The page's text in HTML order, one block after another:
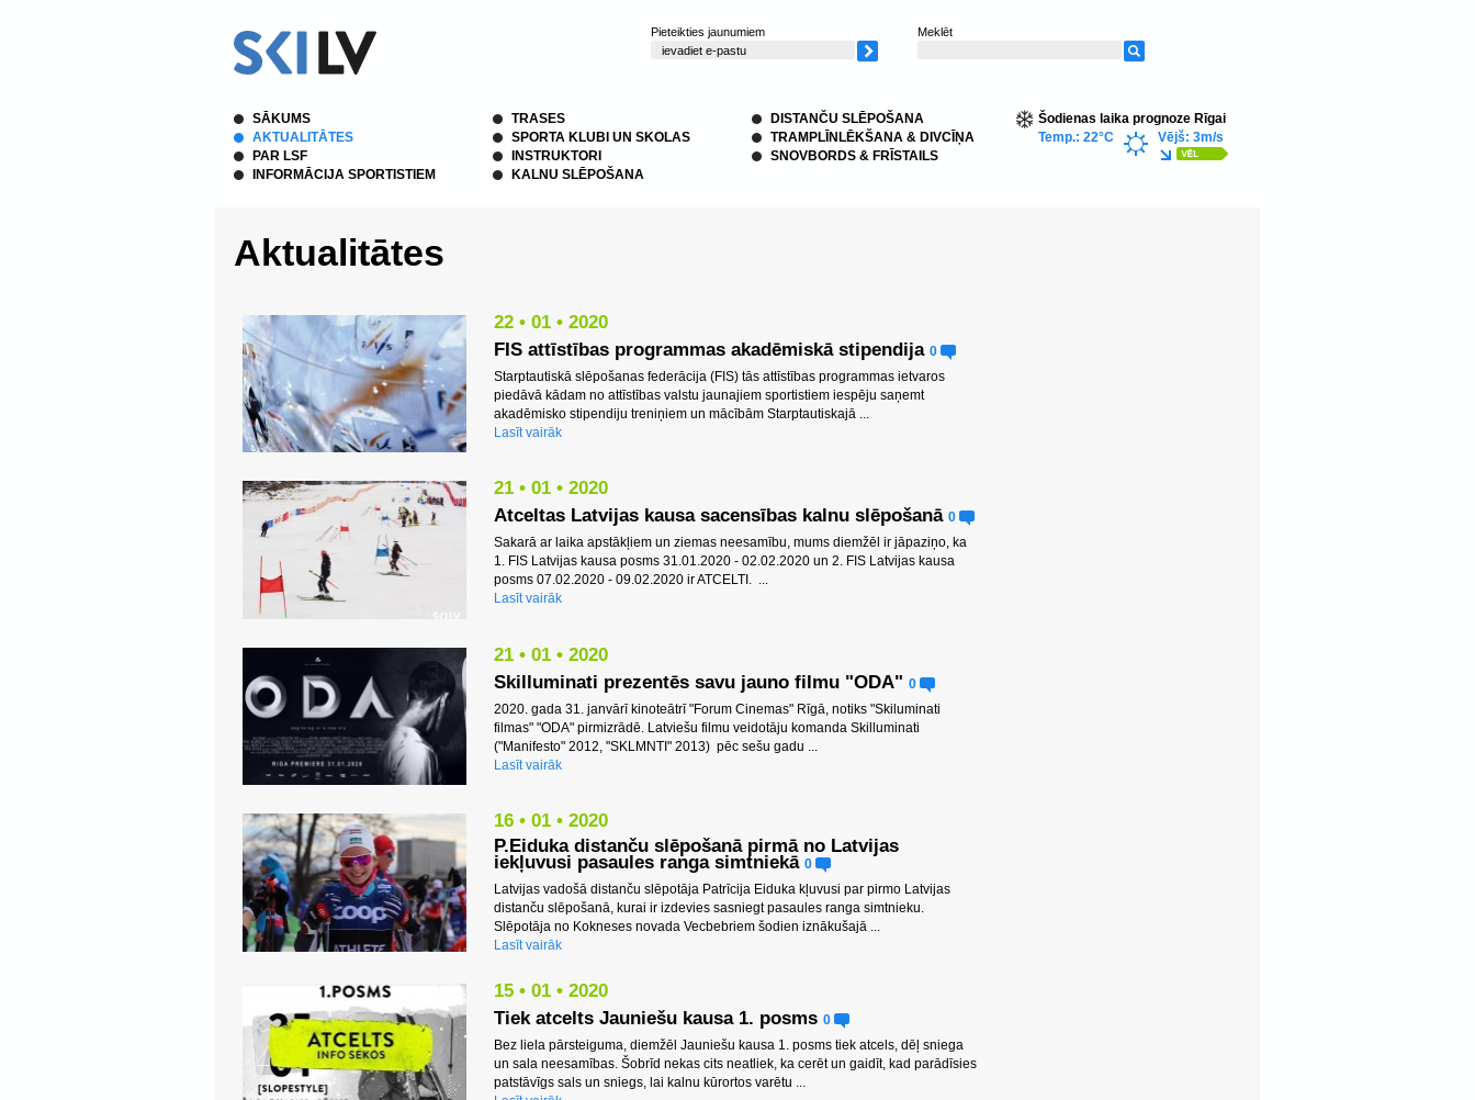
Pieteikties jaunumiem Meklēt
SĀKUMS
AKTUALITĀTES
PAR LSF
INFORMĀCIJA SPORTISTIEM
TRASES
SPORTA KLUBI UN SKOLAS
INSTRUKTORI
KALNU SLĒPOŠANA
DISTANČU SLĒPOŠANA
TRAMPLĪNLĒKŠANA & DIVCĪŅA
SNOVBORDS & FRĪSTAILS
Šodienas laika prognoze Rīgai
Temp.: 22°C
Vējš: 3m/s
Aktualitātes
22 • 01 • 2020
FIS attīstības programmas akadēmiskā stipendija 0
Starptautiskā slēpošanas federācija (FIS) tās attīstības programmas ietvaros
piedāvā kādam no attīstības valstu jaunajiem sportistiem iespēju saņemt
akadēmisko stipendiju treniņiem un mācībām Starptautiskajā ...
Lasīt vairāk
21 • 01 • 2020
Atceltas Latvijas kausa sacensības kalnu slēpošanā 0
Sakarā ar laika apstākļiem un ziemas neesamību, mums diemžēl ir jāpaziņo, ka
1. FIS Latvijas kausa posms 31.01.2020 - 02.02.2020 un 2. FIS Latvijas kausa
posms 07.02.2020 - 09.02.2020 ir ATCELTI. ...
Lasīt vairāk
21 • 01 • 2020
Skilluminati prezentēs savu jauno filmu "ODA" 0
2020. gada 31. janvārī kinoteātrī "Forum Cinemas" Rīgā, notiks "Skiluminati
filmas" "ODA" pirmizrādē. Latviešu filmu veidotāju komanda Skilluminati
("Manifesto" 2012, "SKLMNTI" 2013) pēc sešu gadu ...
Lasīt vairāk
16 • 01 • 2020
P.Eiduka distanču slēpošanā pirmā no Latvijas
iekļuvusi pasaules ranga simtniekā 0
Latvijas vadošā distanču slēpotāja Patrīcija Eiduka kļuvusi par pirmo Latvijas
distanču slēpošanā, kurai ir izdevies sasniegt pasaules ranga simtnieku.
Slēpotāja no Kokneses novada Vecbebriem šodien iznākušajā ...
Lasīt vairāk
15 • 01 • 2020
Tiek atcelts Jauniešu kausa 1. posms 0
Bez liela pārsteiguma, diemžēl Jauniešu kausa 1. posms tiek atcels, dēļ sniega
un sala neesamības. Šobrīd nekas cits neatliek, ka cerēt un gaidīt, kad parādīsies
patstāvīgs sals un sniegs, lai kalnu kūrortos varētu ...